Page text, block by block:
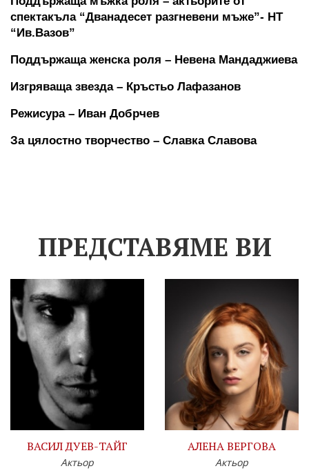
спектакъла “Дванадесет разгневени мъже”- НТ
“Ив.Вазов”
Поддържаща женска роля – Невена Мандаджиева
Изгряваща звезда – Кръстьо Лафазанов
Режисура – Иван Добрчев
За цялостно творчество – Славка Славова
ПРЕДСТАВЯМЕ ВИ
ВАСИЛ ДУЕВ-ТАЙГ
Актьор
АЛЕНА ВЕРГОВА
Актьор